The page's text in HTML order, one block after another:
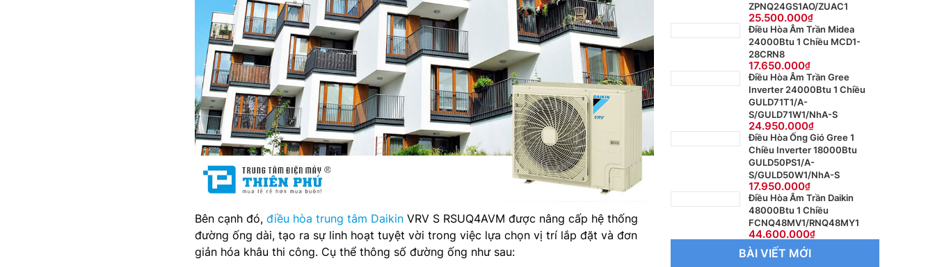
Bên cạnh đó, điều hòa trung tâm Daikin VRV S RSUQ4AVM được nâng cấp hệ thống
đường ống dài, tạo ra sự linh hoạt tuyệt vời trong việc lựa chọn vị trí lắp đặt và đơn
giản hóa khâu thi công. Cụ thể thông số đường ống như sau:
ZPNQ24GS1AO/ZUAC1
25.500.000
Điều Hòa Âm Trần Midea
24000Btu 1 Chiều MCD1-
28CRN8
17.650.000
Điều Hòa Âm Trần Gree
Inverter 24000Btu 1 Chiều
GULD71T1/A-
S/GULD71W1/NhA-S
24.950.000
Điều Hòa Ống Gió Gree 1
Chiều Inverter 18000Btu
GULD50PS1/A-
S/GULD50W1/NhA-S
17.950.000
Điều Hòa Âm Trần Daikin
48000Btu 1 Chiều
FCNQ48MV1/RNQ48MY1
44.600.000
BÀI VIẾT MỚI